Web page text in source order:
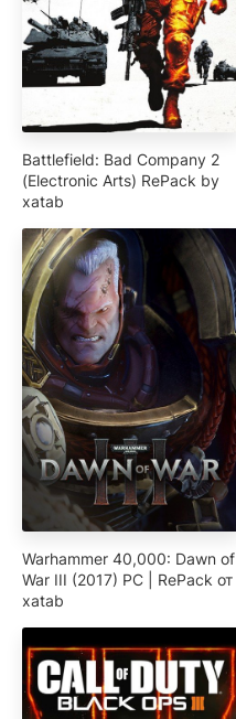
Battlefield: Bad Company 2
(Electronic Arts) RePack by
xatab
Warhammer 40,000: Dawn of
War III (2017) PC | RePack от
xatab